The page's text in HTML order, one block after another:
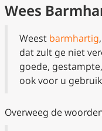
Wees
Weest barmhartig
dat zult ge niet
goede,
ook voor u
Overweeg de